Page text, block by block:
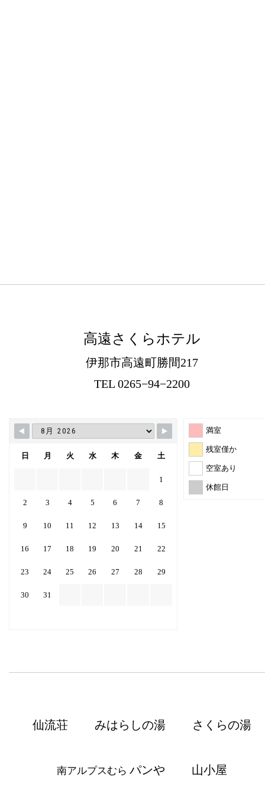
高遠さくらホテル
伊那市高遠町勝間217
TEL 0265−94−2200
満室
残室僅か
空室あり
休館日
日 月 火 水 木 金 土
1
2 3 4 5 6 7 8
9 10 11 12 13 14 15
16 17 18 19 20 21 22
23 24 25 26 27 28 29
30 31
仙流荘 みはらしの湯 さくらの湯
南アルプスむら パンや 山小屋